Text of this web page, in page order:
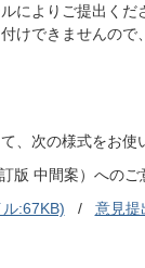
によりご提出くだ
けできませんので
、次の様式をお使
中間案）へのご
:67KB) / 意見提